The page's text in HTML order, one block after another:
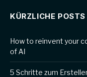
KÜRZLICHE POSTS
How to reinvent your
of AI
5 Schritte zum